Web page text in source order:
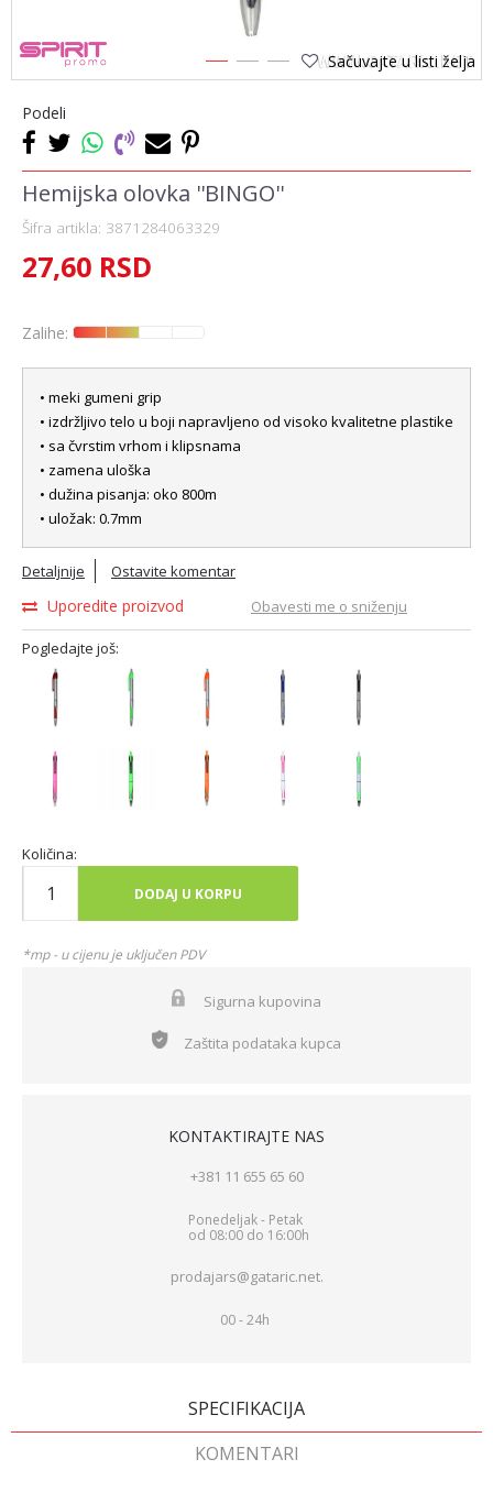
1 2 3 Sačuvajte u listi želja
Podeli
Hemijska olovka ''BINGO''
Šifra artikla: 3871284063329
27,60 RSD
Zalihe:
• meki gumeni grip
• izdržljivo telo u boji napravljeno od visoko kvalitetne plastike
• sa čvrstim vrhom i klipsnama
• zamena uloška
• dužina pisanja: oko 800m
• uložak: 0.7mm
Detaljnije Ostavite komentar
Uporedite proizvod Obavesti me o sniženju
Pogledajte još:
Količina:
DODAJ U KORPU
*mp - u cijenu je uključen PDV
Sigurna kupovina
Zaštita podataka kupca
KONTAKTIRAJTE NAS
+381 11 655 65 60
Ponedeljak - Petak
od 08:00 do 16:00h
prodajars@gataric.net.
00 - 24h
SPECIFIKACIJA
KOMENTARI